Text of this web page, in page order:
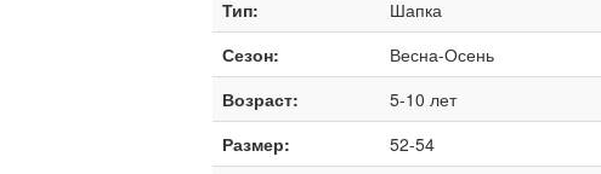
Тип:
Шапка
Сезон:
Весна-Осень
Возраст:
5-10 лет
Размер:
52-54